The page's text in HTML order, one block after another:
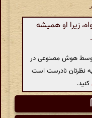
زیرا او همیشه
توسط هوش مصنوعی در
به نظرتان نادرست است
کنید.